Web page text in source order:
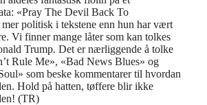
«Pray The Devil Back To
mer politisk i tekstene enn hun har vært
Vi finner mange låter som kan tolkes
Trump. Det er nærliggende å tolke
Rule Me», «Bad News Blues» og
som beske kommentarer til hvordan
Hold på hatten, tøffere blir ikke
(TR)